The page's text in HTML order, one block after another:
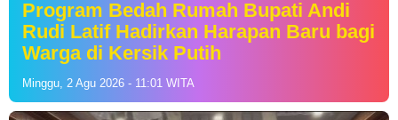
Program Bedah Rumah Bupati Andi
Rudi Latif Hadirkan Harapan Baru bagi
Warga di Kersik Putih
Minggu, 2 Agu 2026 - 11:01 WITA